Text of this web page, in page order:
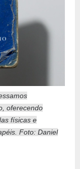
oferecendo
físicas e
Foto: Daniel